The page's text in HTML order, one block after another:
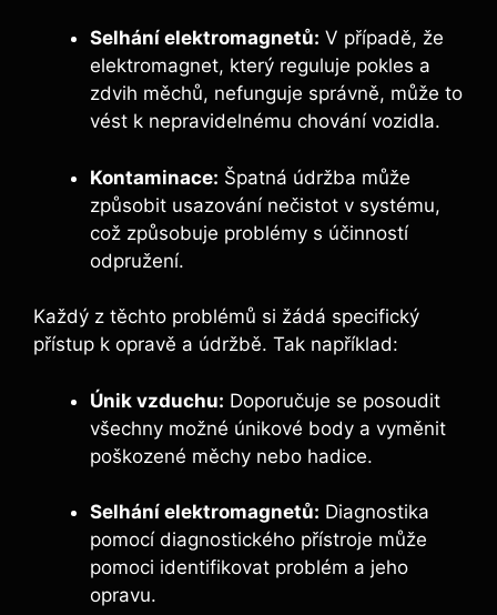
Selhání elektromagnetů: V případě,‌ že‌
elektromagnet, který reguluje pokles a
zdvih měchů, nefunguje správně, může to
vést k nepravidelnému chování vozidla.
Kontaminace: Špatná údržba může
způsobit usazování nečistot v systému,
což ⁣způsobuje problémy s účinností
odpružení.
Každý z těchto problémů si žádá specifický
přístup k opravě a ‌údržbě. Tak například:
Únik vzduchu: Doporučuje se posoudit
všechny možné únikové body a vyměnit
poškozené měchy nebo hadice.
Selhání elektromagnetů: Diagnostika
pomocí diagnostického přístroje může
pomoci identifikovat problém a jeho
opravu.